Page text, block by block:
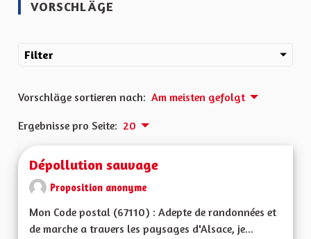
VORSCHLÄGE
Filter
Vorschläge sortieren nach: Am meisten gefolgt
Ergebnisse pro Seite: 20
Dépollution sauvage
Proposition anonyme
Mon Code postal (67110) : Adepte de randonnées et
de marche a travers les paysages d'Alsace, je...